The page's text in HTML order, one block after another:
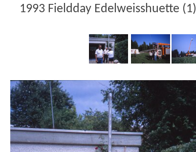
1993 Fieldday Edelweisshuette (1)